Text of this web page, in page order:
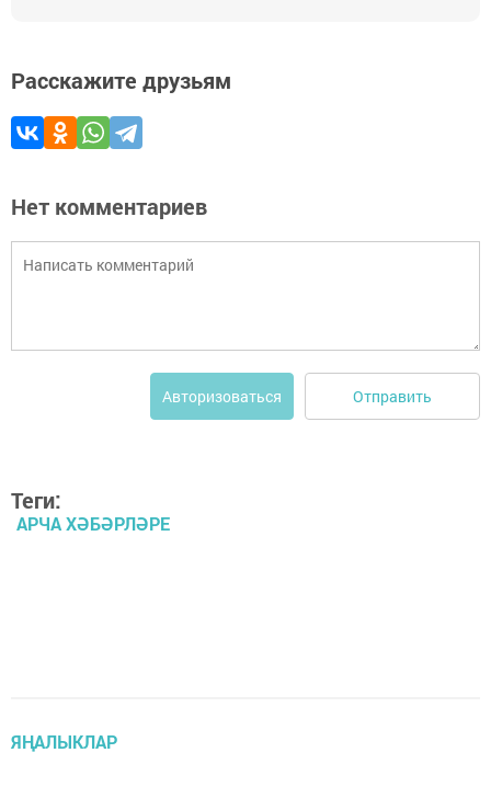
Расскажите друзьям
Нет комментариев
Авторизоваться Отправить
Теги:
АРЧА ХӘБӘРЛӘРЕ
ЯҢАЛЫКЛАР